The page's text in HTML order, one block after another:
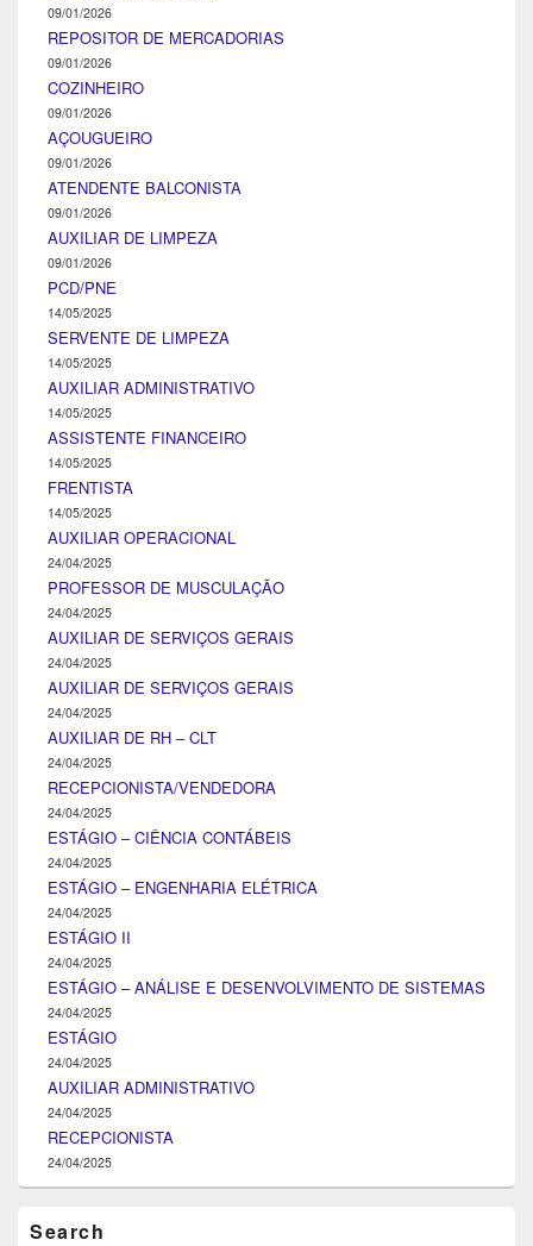
09/01/2026
REPOSITOR DE MERCADORIAS
09/01/2026
COZINHEIRO
09/01/2026
AÇOUGUEIRO
09/01/2026
ATENDENTE BALCONISTA
09/01/2026
AUXILIAR DE LIMPEZA
09/01/2026
PCD/PNE
14/05/2025
SERVENTE DE LIMPEZA
14/05/2025
AUXILIAR ADMINISTRATIVO
14/05/2025
ASSISTENTE FINANCEIRO
14/05/2025
FRENTISTA
14/05/2025
AUXILIAR OPERACIONAL
24/04/2025
PROFESSOR DE MUSCULAÇÃO
24/04/2025
AUXILIAR DE SERVIÇOS GERAIS
24/04/2025
AUXILIAR DE SERVIÇOS GERAIS
24/04/2025
AUXILIAR DE RH – CLT
24/04/2025
RECEPCIONISTA/VENDEDORA
24/04/2025
ESTÁGIO – CIÊNCIA CONTÁBEIS
24/04/2025
ESTÁGIO – ENGENHARIA ELÉTRICA
24/04/2025
ESTÁGIO II
24/04/2025
ESTÁGIO – ANÁLISE E DESENVOLVIMENTO DE SISTEMAS
24/04/2025
ESTÁGIO
24/04/2025
AUXILIAR ADMINISTRATIVO
24/04/2025
RECEPCIONISTA
24/04/2025
Search